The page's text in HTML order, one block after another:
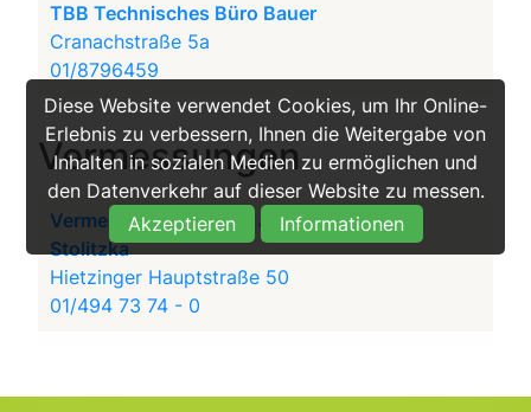
Diese Website verwendet Cookies, um Ihr Online-
Erlebnis zu verbessern, Ihnen die Weitergabe von
Inhalten in sozialen Medien zu ermöglichen und
den Datenverkehr auf dieser Website zu messen.
Akzeptieren
Informationen
TBB Technisches Büro Bauer
Cranachstraße 5a
01/8796459
Vermessungen
Vermessung Dipl.-Ing. Johanna Fuchs-
Stolitzka
Hietzinger Hauptstraße 50
01/494 73 74 - 0